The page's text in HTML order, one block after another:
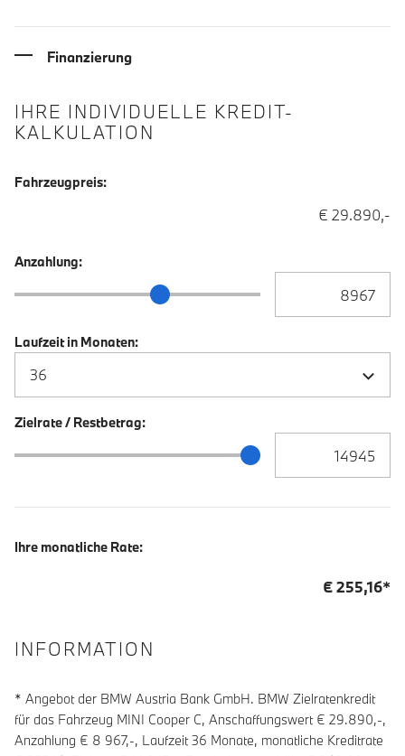
Finanzierung
IHRE INDIVIDUELLE KREDIT-
KALKULATION
Fahrzeugpreis:
€ 29.890,-
Anzahlung:
Anzahlung Schieberegler
Laufzeit in Monaten:
Zielrate / Restbetrag:
Zielrate / Restbetrag Schieberegler
Ihre monatliche Rate:
€255,16*
INFORMATION
* Angebot der BMW Austria Bank GmbH. BMW Zielratenkredit
für das Fahrzeug MINI Cooper C, Anschaffungswert € 29.890,-,
Anzahlung € 8 967,-, Laufzeit36 Monate, monatliche Kreditrate